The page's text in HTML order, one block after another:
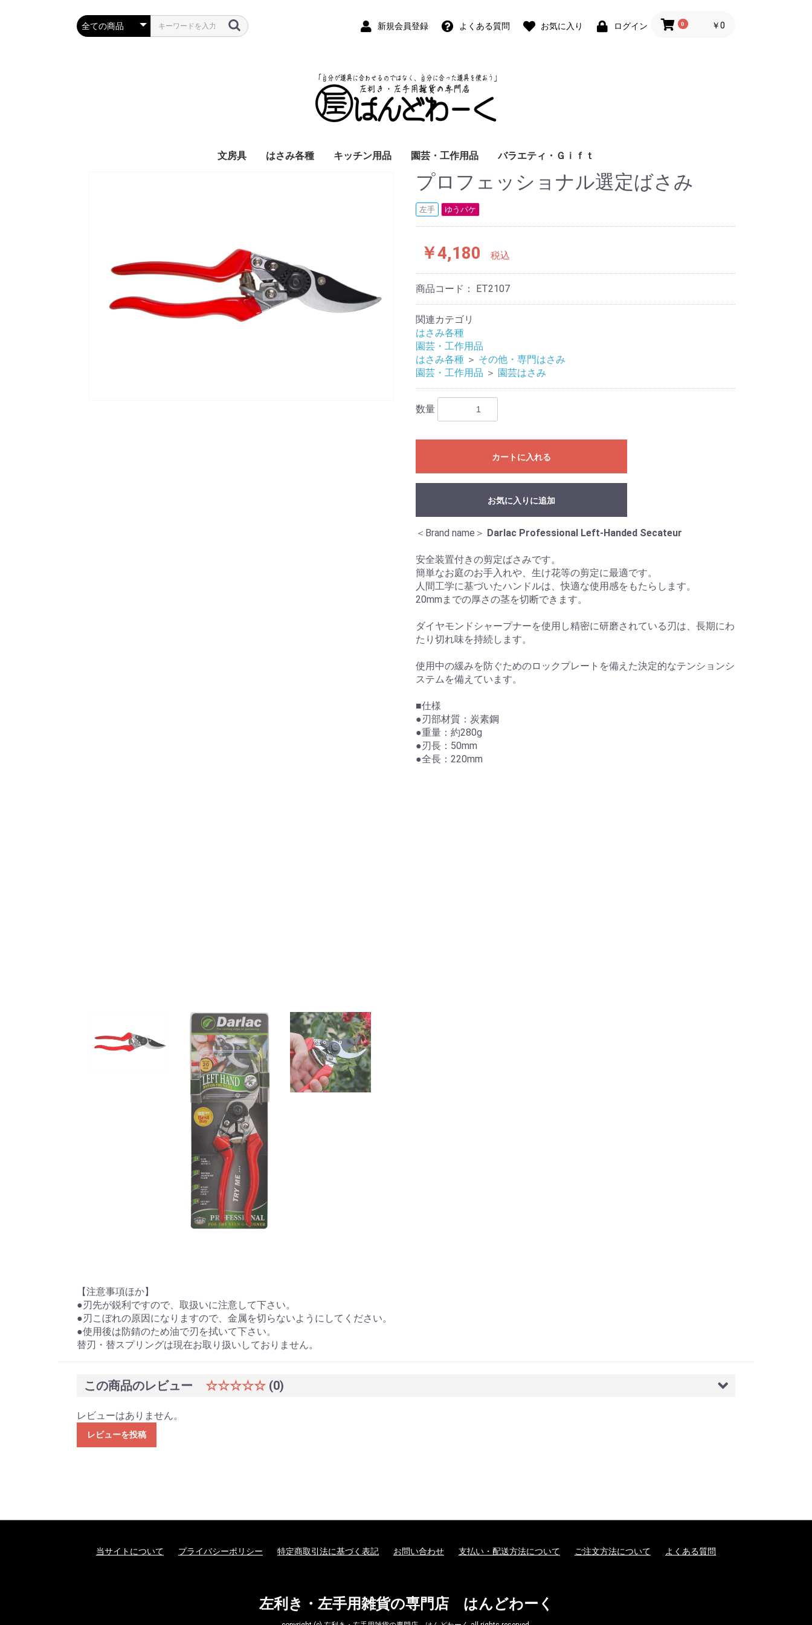
新規会員登録 よくある質問 お気に入り ログイン 0 ￥0
文房具 はさみ各種 キッチン用品 園芸・工作用品
草取鎌
園芸はさみ
メジャー・曲尺
カッター
工作用具・その他
バラエティ・Ｇｉｆｔ
Wallet(財布)
時計
デジタル小物
バラエティグッズ
ファッション小物
京扇子
書籍
プロフェッショナル選定ばさみ
左手 ゆうパケ
￥4,180 税込
商品コード： ET2107
関連カテゴリ
はさみ各種
園芸・工作用品
はさみ各種 ＞ その他・専門はさみ
園芸・工作用品 ＞ 園芸はさみ
数量
カートに入れる
お気に入りに追加
＜Brand name＞ Darlac Professional Left-Handed Secateur
安全装置付きの剪定ばさみです。
簡単なお庭のお手入れや、生け花等の剪定に最適です。
人間工学に基づいたハンドルは、快適な使用感をもたらします。
20mmまでの厚さの茎を切断できます。
ダイヤモンドシャープナーを使用し精密に研磨されている刃は、長期にわ
たり切れ味を持続します。
使用中の緩みを防ぐためのロックプレートを備えた決定的なテンションシ
ステムを備えています。
■仕様
●刃部材質：炭素鋼
●重量：約280g
●刃長：50mm
●全長：220mm
【注意事項ほか】
●刃先が鋭利ですので、取扱いに注意して下さい。
●刃こぼれの原因になりますので、金属を切らないようにしてください。
●使用後は防錆のため油で刃を拭いて下さい。
替刃・替スプリングは現在お取り扱いしておりません。
この商品のレビュー ☆☆☆☆☆ (0)
レビューはありません。
レビューを投稿
当サイトについて プライバシーポリシー 特定商取引法に基づく表記 お問い合わせ 支払い・配送方法について ご注文方法について よくある質問
左利き・左手用雑貨の専門店 はんどわーく